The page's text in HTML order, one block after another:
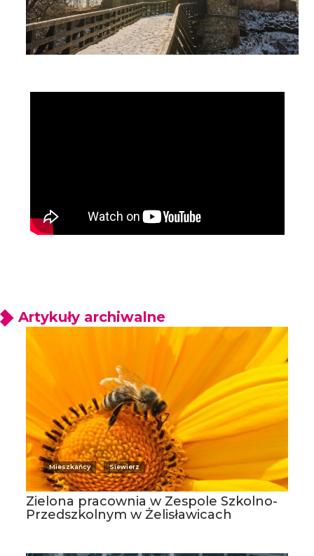
Artykuły archiwalne
Mieszkańcy Siewierz
Zielona pracownia w Zespole Szkolno-
Przedszkolnym w Żelisławicach